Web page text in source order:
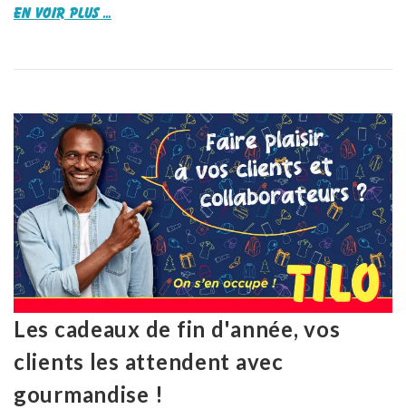
en voir plus ...
Les cadeaux de fin d'année, vos
clients les attendent avec
gourmandise !